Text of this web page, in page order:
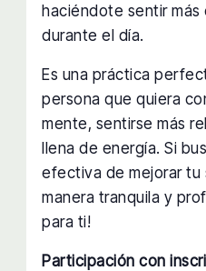
haciéndote sentir
durante el día.
Es una práctica
persona que quiera
mente, sentirse más
llena de energía. Si
efectiva de mejorar tu
manera tranquila y
para ti!
Participación con